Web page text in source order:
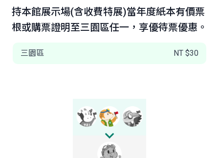
持本館展示場(含收費特展)當年度紙本有價票
根或購票證明至三園區任一，享優待票優惠。
三園區 NT $30